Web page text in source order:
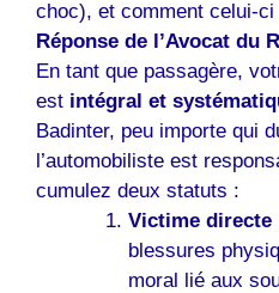
choc), et comment celui-
Réponse de l’Avocat du
En tant que passagère,
est intégral et
Badinter, peu importe qui
l’automobiliste est
cumulez deux statuts :
Victime directe
blessures
moral lié aux